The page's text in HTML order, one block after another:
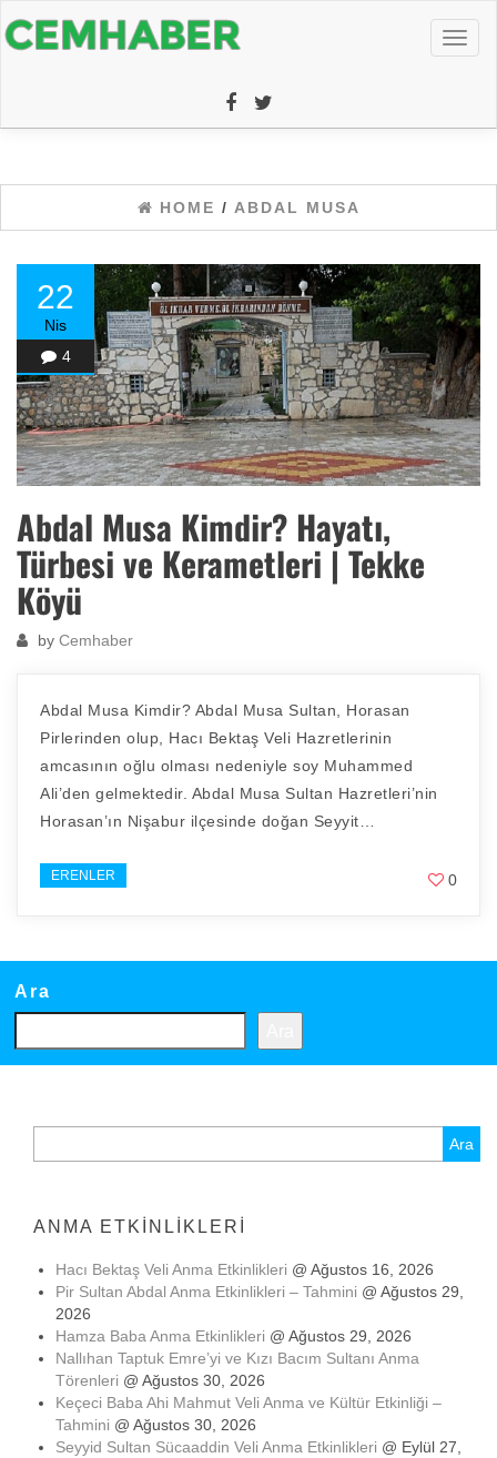
HOME / ABDAL MUSA
22
Nis
4
Abdal Musa Kimdir? Hayatı,
Türbesi ve Kerametleri | Tekke
Köyü
by Cemhaber
Abdal Musa Kimdir? Abdal Musa Sultan, Horasan
Pirlerinden olup, Hacı Bektaş Veli Hazretlerinin
amcasının oğlu olması nedeniyle soy Muhammed
Ali’den gelmektedir. Abdal Musa Sultan Hazretleri’nin
Horasan’ın Nişabur ilçesinde doğan Seyyit…
ERENLER 0
Ara
ANMA ETKINLIKLERI
Hacı Bektaş Veli Anma Etkinlikleri @ Ağustos 16, 2026
Pir Sultan Abdal Anma Etkinlikleri – Tahmini @ Ağustos 29,
2026
Hamza Baba Anma Etkinlikleri @ Ağustos 29, 2026
Nallıhan Taptuk Emre’yi ve Kızı Bacım Sultanı Anma
Törenleri @ Ağustos 30, 2026
Keçeci Baba Ahi Mahmut Veli Anma ve Kültür Etkinliği –
Tahmini @ Ağustos 30, 2026
Seyyid Sultan Sücaaddin Veli Anma Etkinlikleri @ Eylül 27,